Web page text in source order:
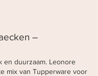
–
en duurzaam. Leonore
mix van Tupperware voor